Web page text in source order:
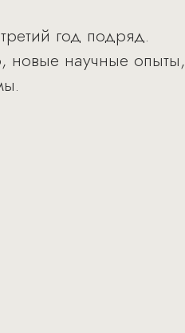
год подряд.
новые научные опыты,